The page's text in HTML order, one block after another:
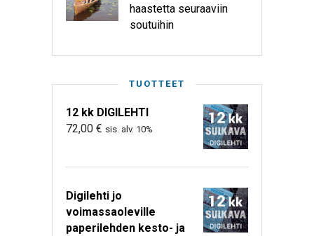
haastetta seuraaviin
soutuihin
TUOTTEET
12 kk DIGILEHTI
72,00 € sis. alv. 10%
Digilehti jo
voimassaoleville
paperilehden kesto- ja